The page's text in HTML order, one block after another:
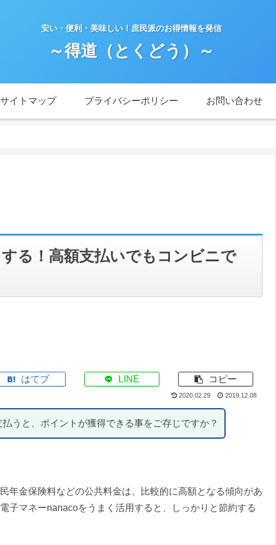
安い・便利・美味しい！庶民派のお得情報を発信
～得道（とくどう）～
サイトマップ プライバシーポリシー お問い合わせ
る！高額支払いでもコンビニで
はてブ LINE コピー
2020.02.29 2019.12.08
うと、ポイントが獲得できる事をご存じですか？
年金保険料などの公共料金は、比較的に高額となる傾向があ
子マネーnanacoをうまく活用すると、しっかりと節約する